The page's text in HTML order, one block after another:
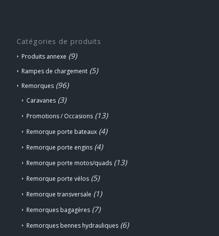
Catégories de produits
Produits annexe (9)
Rampes de chargement (5)
Remorques (96)
Caravanes (3)
Promotions / Occasions (13)
Remorque porte bateaux (4)
Remorque porte engins (4)
Remorque porte motos/quads (13)
Remorque porte vélos (5)
Remorque transversale (1)
Remorques bagagères (7)
Remorques bennes hydrauliques (6)